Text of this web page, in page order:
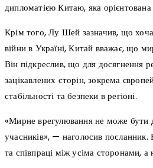
дипломатією Китаю, яка
Крім того, Лу Шей зазначив, що
війни в Україні, Китай вважає, що
Він підкреслив, що для досягнення
зацікавлених сторін, зокрема
стабільності та безпеки в регіоні.
«Мирне врегулювання не може бути
учасників», — наголосив
та співпраці між усіма сторонами,